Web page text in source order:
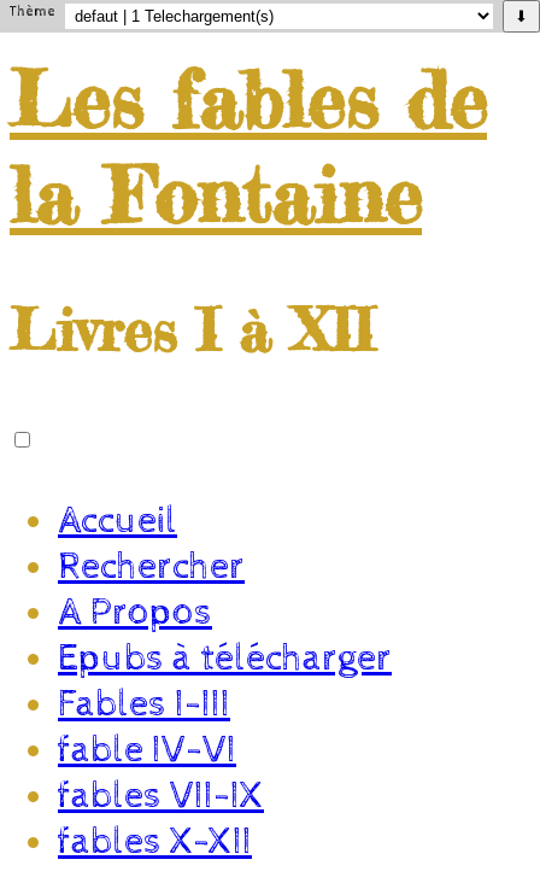
Thème ⬇
Les fables de
la Fontaine
Livres I à XII
Accueil
Rechercher
A Propos
Epubs à télécharger
Fables I-III
fable IV-VI
fables VII-IX
fables X-XII